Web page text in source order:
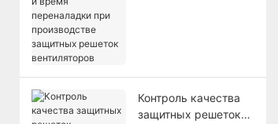
Контроль качества
защитных решеток